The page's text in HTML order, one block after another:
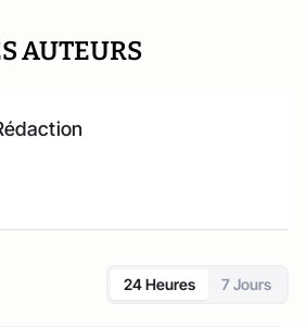
AUTEURS
24 Heures 7 Jours